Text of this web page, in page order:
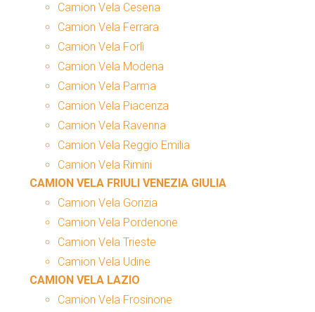
Camion Vela Cesena
Camion Vela Ferrara
Camion Vela Forlì
Camion Vela Modena
Camion Vela Parma
Camion Vela Piacenza
Camion Vela Ravenna
Camion Vela Reggio Emilia
Camion Vela Rimini
CAMION VELA FRIULI VENEZIA GIULIA
Camion Vela Gorizia
Camion Vela Pordenone
Camion Vela Trieste
Camion Vela Udine
CAMION VELA LAZIO
Camion Vela Frosinone